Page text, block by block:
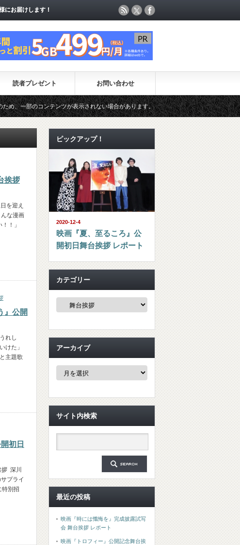
にお届けします！
にお届けします！
読者プレゼント お問い合わせ
テンツが表示されない場合があります。（一時的に最新コンテンツのページ更新が制限
挨拶
を迎え
な漫画
！」
』公開
れし
けた」
主題歌
初日
深川
プライ
特別招
ピックアップ！
2020-12-4
映画『夏、至るころ』公
開初日舞台挨拶 レポート
カテゴリー
ー
アーカイブ
ブ
サイト内検索
最近の投稿
映画『時には懺悔を』完成披露試写
会 舞台挨拶 レポート
映画『トロフィー』公開記念舞台挨